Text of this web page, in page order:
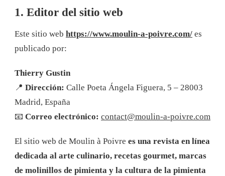
1. Editor del sitio web
Este sitio web https://www.moulin-a-poivre.com/ es
publicado por:
Thierry Gustin
📍 Dirección: Calle Poeta Ángela Figuera, 5 – 28003
Madrid, España
📧 Correo electrónico: contact@moulin-a-poivre.com
El sitio web de Moulin à Poivre es una revista en línea
dedicada al arte culinario, recetas gourmet, marcas
de molinillos de pimienta y la cultura de la pimienta